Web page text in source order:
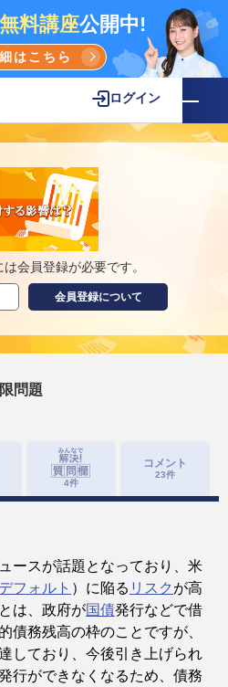
無料講座公開中!
はこちら
ログイン
会員登録が必要です。
会員登録について
問題
4件
コメント
23件
ースが話題となっており、米
デフォルト ）に陥る リスク が高
は、政府が国債発行などで借
債務残高の枠のことですが、
しており、今後引き上げられ
行ができなくなるため、債務